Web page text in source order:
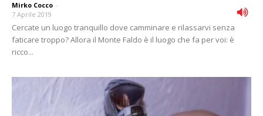
Mirko Cocco -
7 Aprile 2019
Cercate un luogo tranquillo dove camminare e rilassarvi senza
faticare troppo? Allora il Monte Faldo è il luogo che fa per voi: è
ricco...